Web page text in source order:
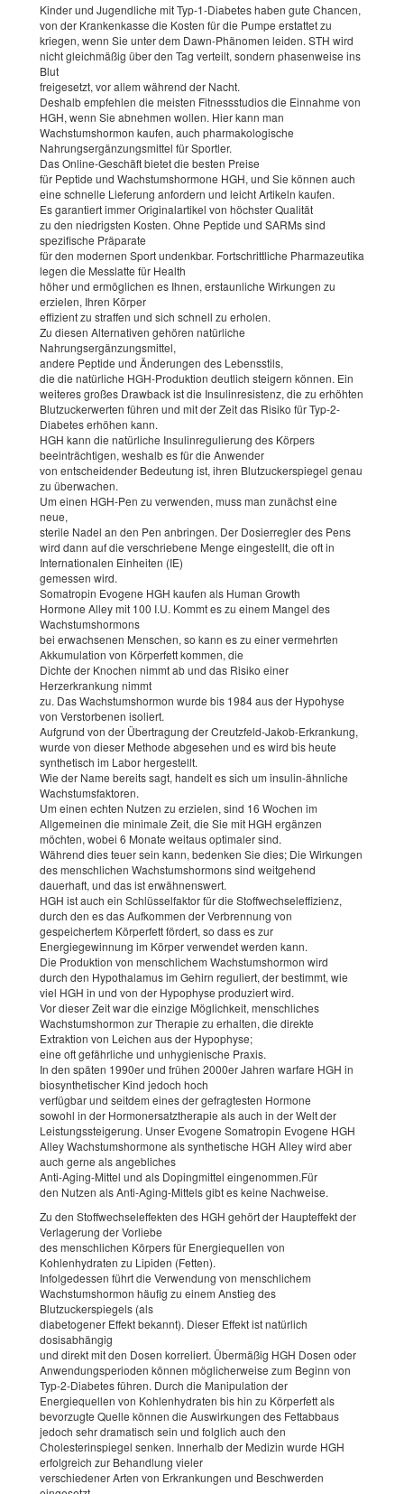
Kinder und Jugendliche mit Typ-1-Diabetes haben gute Chancen,
von der Krankenkasse die Kosten für die Pumpe erstattet zu
kriegen, wenn Sie unter dem Dawn-Phänomen leiden. STH wird
nicht gleichmäßig über den Tag verteilt, sondern phasenweise ins
Blut
freigesetzt, vor allem während der Nacht.
Deshalb empfehlen die meisten Fitnessstudios die Einnahme von
HGH, wenn Sie abnehmen wollen. Hier kann man
Wachstumshormon kaufen, auch pharmakologische
Nahrungsergänzungsmittel für Sportler.
Das Online-Geschäft bietet die besten Preise
für Peptide und Wachstumshormone HGH, und Sie können auch
eine schnelle Lieferung anfordern und leicht Artikeln kaufen.
Es garantiert immer Originalartikel von höchster Qualität
zu den niedrigsten Kosten. Ohne Peptide und SARMs sind
spezifische Präparate
für den modernen Sport undenkbar. Fortschrittliche Pharmazeutika
legen die Messlatte für Health
höher und ermöglichen es Ihnen, erstaunliche Wirkungen zu
erzielen, Ihren Körper
effizient zu straffen und sich schnell zu erholen.
Zu diesen Alternativen gehören natürliche
Nahrungsergänzungsmittel,
andere Peptide und Änderungen des Lebensstils,
die die natürliche HGH-Produktion deutlich steigern können. Ein
weiteres großes Drawback ist die Insulinresistenz, die zu erhöhten
Blutzuckerwerten führen und mit der Zeit das Risiko für Typ-2-
Diabetes erhöhen kann.
HGH kann die natürliche Insulinregulierung des Körpers
beeinträchtigen, weshalb es für die Anwender
von entscheidender Bedeutung ist, ihren Blutzuckerspiegel genau
zu überwachen.
Um einen HGH-Pen zu verwenden, muss man zunächst eine
neue,
sterile Nadel an den Pen anbringen. Der Dosierregler des Pens
wird dann auf die verschriebene Menge eingestellt, die oft in
Internationalen Einheiten (IE)
gemessen wird.
Somatropin Evogene HGH kaufen als Human Growth
Hormone Alley mit 100 I.U. Kommt es zu einem Mangel des
Wachstumshormons
bei erwachsenen Menschen, so kann es zu einer vermehrten
Akkumulation von Körperfett kommen, die
Dichte der Knochen nimmt ab und das Risiko einer
Herzerkrankung nimmt
zu. Das Wachstumshormon wurde bis 1984 aus der Hypohyse
von Verstorbenen isoliert.
Aufgrund von der Übertragung der Creutzfeld-Jakob-Erkrankung,
wurde von dieser Methode abgesehen und es wird bis heute
synthetisch im Labor hergestellt.
Wie der Name bereits sagt, handelt es sich um insulin-ähnliche
Wachstumsfaktoren.
Um einen echten Nutzen zu erzielen, sind 16 Wochen im
Allgemeinen die minimale Zeit, die Sie mit HGH ergänzen
möchten, wobei 6 Monate weitaus optimaler sind.
Während dies teuer sein kann, bedenken Sie dies; Die Wirkungen
des menschlichen Wachstumshormons sind weitgehend
dauerhaft, und das ist erwähnenswert.
HGH ist auch ein Schlüsselfaktor für die Stoffwechseleffizienz,
durch den es das Aufkommen der Verbrennung von
gespeichertem Körperfett fördert, so dass es zur
Energiegewinnung im Körper verwendet werden kann.
Die Produktion von menschlichem Wachstumshormon wird
durch den Hypothalamus im Gehirn reguliert, der bestimmt, wie
viel HGH in und von der Hypophyse produziert wird.
Vor dieser Zeit war die einzige Möglichkeit, menschliches
Wachstumshormon zur Therapie zu erhalten, die direkte
Extraktion von Leichen aus der Hypophyse;
eine oft gefährliche und unhygienische Praxis.
In den späten 1990er und frühen 2000er Jahren warfare HGH in
biosynthetischer Kind jedoch hoch
verfügbar und seitdem eines der gefragtesten Hormone
sowohl in der Hormonersatztherapie als auch in der Welt der
Leistungssteigerung. Unser Evogene Somatropin Evogene HGH
Alley Wachstumshormone als synthetische HGH Alley wird aber
auch gerne als angebliches
Anti-Aging-Mittel und als Dopingmittel eingenommen.Für
den Nutzen als Anti-Aging-Mittels gibt es keine Nachweise.
Zu den Stoffwechseleffekten des HGH gehört der Haupteffekt der
Verlagerung der Vorliebe
des menschlichen Körpers für Energiequellen von
Kohlenhydraten zu Lipiden (Fetten).
Infolgedessen führt die Verwendung von menschlichem
Wachstumshormon häufig zu einem Anstieg des
Blutzuckerspiegels (als
diabetogener Effekt bekannt). Dieser Effekt ist natürlich
dosisabhängig
und direkt mit den Dosen korreliert. Übermäßig HGH Dosen oder
Anwendungsperioden können möglicherweise zum Beginn von
Typ-2-Diabetes führen. Durch die Manipulation der
Energiequellen von Kohlenhydraten bis hin zu Körperfett als
bevorzugte Quelle können die Auswirkungen des Fettabbaus
jedoch sehr dramatisch sein und folglich auch den
Cholesterinspiegel senken. Innerhalb der Medizin wurde HGH
erfolgreich zur Behandlung vieler
verschiedener Arten von Erkrankungen und Beschwerden